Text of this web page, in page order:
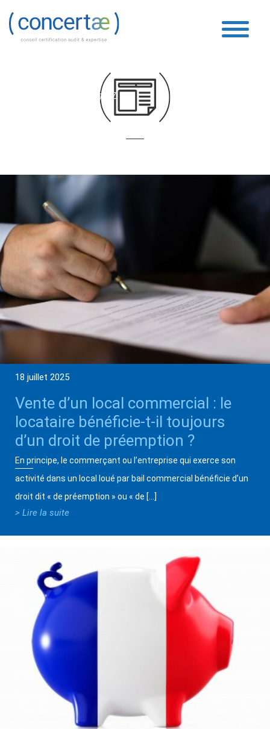
Boucle Vidéo
Page 77
18 juillet 2025
Vente d’un local commercial : le
locataire bénéficie-t-il toujours
d’un droit de préemption ?
En principe, le commerçant ou l’entreprise qui exerce son
activité dans un local loué par bail commercial bénéficie d’un
droit dit « de préemption » ou « de […]
> Lire la suite